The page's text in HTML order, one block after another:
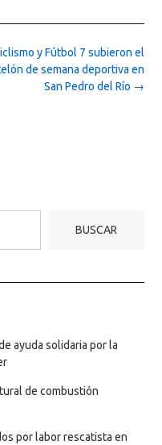
y Fútbol 7 subieron el
de semana deportiva en
San Pedro del Río →
BUSCAR
ayuda solidaria por la
de combustión
por labor rescatista en